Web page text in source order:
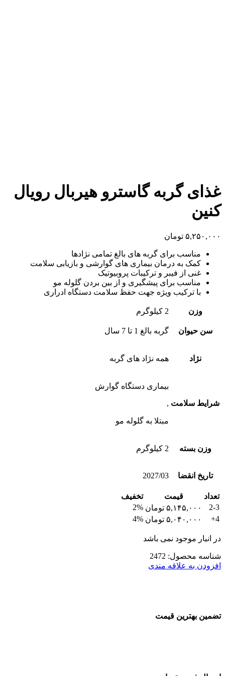
غذای گربه گاسترو هیربال رویال
کنین
۵,۲۵۰,۰۰۰ تومان
مناسب برای گربه های بالغ تمامی نژادها
کمک به درمان بیماری های گوارشی و بازیابی سلامت
غنی از فیبر و ترکیبات پروبیوتیک
مناسب برای پیشگیری و از بین بردن گلوله مو
با ترکیب ویژه جهت حفظ سلامت دستگاه ادراری
وزن 2 کیلوگرم
سن حیوان گربه بالغ 1 تا 7 سال
نژاد همه نژاد های گربه
شرایط سلامت
بیماری دستگاه گوارش
,
مبتلا به گلوله مو
وزن بسته 2 کیلوگرم
تاریخ انقضا 2027/03
تعداد قیمت
تخفیف
2-3
۵,۱۴۵,۰۰۰ تومان 2%
4+
۵,۰۴۰,۰۰۰ تومان 4%
در انبار موجود نمی باشد
شناسه محصول: 2472
افزودن به علاقه مندی
تضمین بهترین قیمت